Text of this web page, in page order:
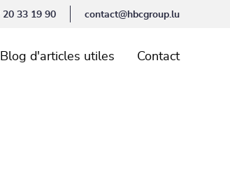
20 33 19 90 contact@hbcgroup.lu
Blog d'articles utiles Contact